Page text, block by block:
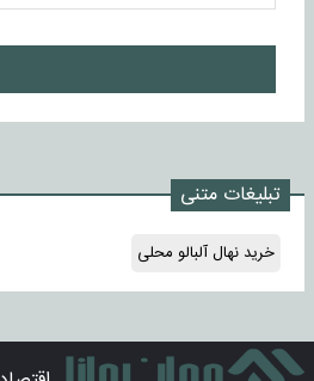
تبلیغات متنی
خرید نهال آلبالو محلی